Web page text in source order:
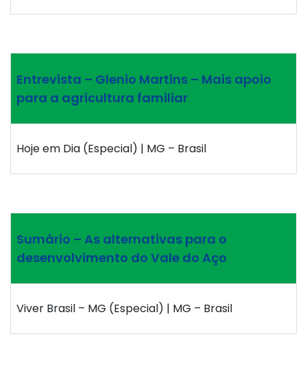
Entrevista – Glenio Martins – Mais apoio
para a agricultura familiar
Hoje em Dia (Especial) | MG – Brasil
Sumário – As alternativas para o
desenvolvimento do Vale do Aço
Viver Brasil – MG (Especial) | MG – Brasil